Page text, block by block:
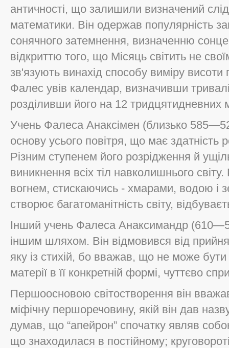
античності, що залишили визначений слід
математики. Він одержав популярність
сонячного затемнення, визначенню
відкриттю того, що Місяць світить не
зв'язують винахід способу виміру висоти
Фалес увів календар, визначивши
розділивши його на 12 тридцятидневних
Учень Фалеса Анаксімен (близько
основу усього повітря, що має здатність
Різним ступенем його розрідження й
виникнення всіх тіл навколишнього
вогнем, стискаючись - хмарами, водою і
створює багатоманітність світу,
Інший учень Фалеса Анаксимандр
іншим шляхом. Він відмовився від
яку із стихій, бо вважав, що не може
матерії в її конкретній формі, чуттєво
Першоосновою світостворення він
міфічну першоречовину, якій він дав
думав, що “апейрон” спочатку являв
що знаходилася в постійному;